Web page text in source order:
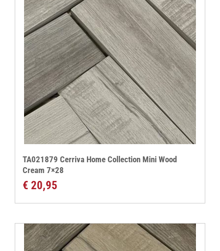
TA021879 Cerriva Home Collection Mini Wood
Cream 7×28
€ 20,95